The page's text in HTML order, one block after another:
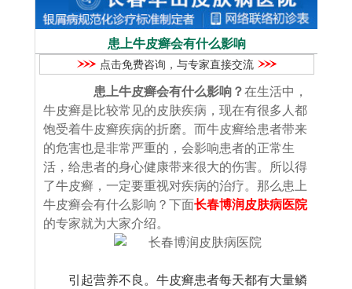
患上牛皮癣会有什么影响
点击免费咨询，与专家直接交流
患上牛皮癣会有什么影响？在生活中，
牛皮癣是比较常见的皮肤疾病，现在有很多人都
饱受着牛皮癣疾病的折磨。而牛皮癣给患者带来
的危害也是非常严重的，会影响患者的正常生
活，给患者的身心健康带来很大的伤害。所以得
了牛皮癣，一定要重视对疾病的治疗。那么患上
牛皮癣会有什么影响？下面长春博润皮肤病医院
的专家就为大家介绍。
引起营养不良。牛皮癣患者每天都有大量鳞